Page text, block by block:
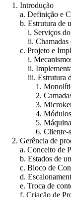
1. Introdução
a. Definição e
b. Estrutura de
i. Serviços do
ii. Chamadas
c. Projeto e
i. Mecanismos
ii.
iii. Estrutura do
1.
2.
3.
4. Módulos
5. Máquinas
6. Cliente-
2. Gerência de
a. Conceito de
b. Estados de um
c. Bloco de
d.
e. Troca de
f. Criação de